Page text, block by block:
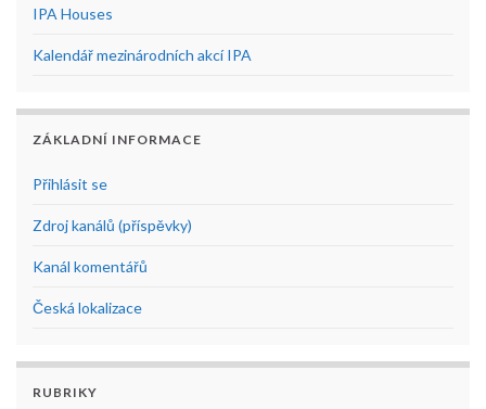
IPA Houses
Kalendář mezinárodních akcí IPA
ZÁKLADNÍ INFORMACE
Přihlásit se
Zdroj kanálů (příspěvky)
Kanál komentářů
Česká lokalizace
RUBRIKY